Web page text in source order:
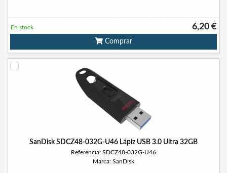
6,20 €
En stock
Comprar
SanDisk SDCZ48-032G-U46 Lápiz USB 3.0 Ultra 32GB
Referencia: SDCZ48-032G-U46
Marca: SanDisk